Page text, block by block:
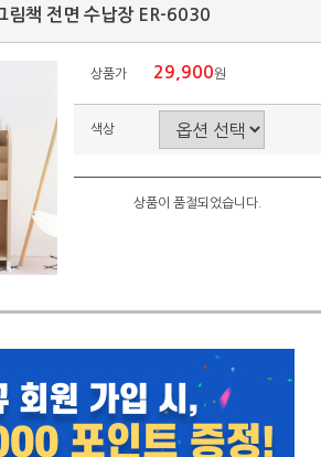
림책 전면 수납장 ER-6030
상품가 29,900원
색상
상품이 품절되었습니다.